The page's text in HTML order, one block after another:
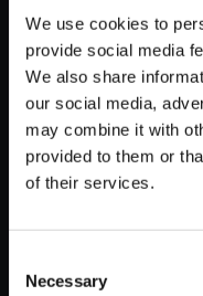
We use cookies to
provide social media
We also share
our social media,
may combine it with
provided to them or
of their services.
Selection
Necessary